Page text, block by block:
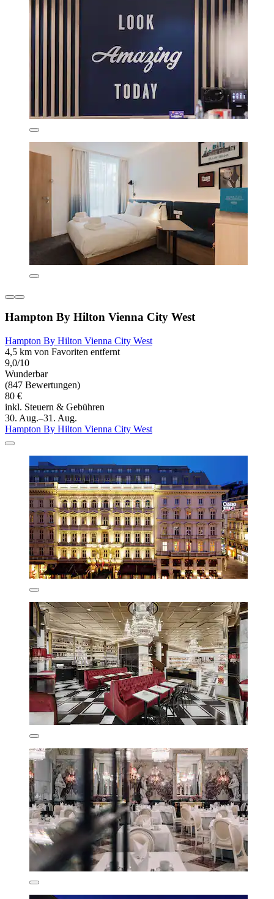
Hampton By Hilton Vienna City West
Hampton By Hilton Vienna City West
4,5 km von Favoriten entfernt
9,0/10
Wunderbar
(847 Bewertungen)
80 €
inkl. Steuern & Gebühren
30. Aug.–31. Aug.
Hampton By Hilton Vienna City West